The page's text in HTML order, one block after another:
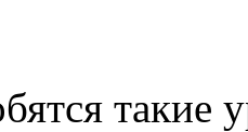
такие